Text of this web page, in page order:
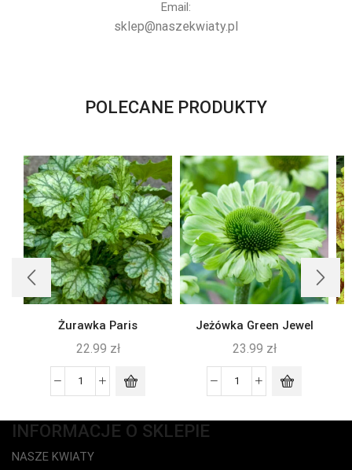
Email:
sklep@naszekwiaty.pl
POLECANE PRODUKTY
Żurawka Paris
22.99 zł
Jeżówka Green Jewel
23.99 zł
INFORMACJE O SKLEPIE
NASZE KWIATY